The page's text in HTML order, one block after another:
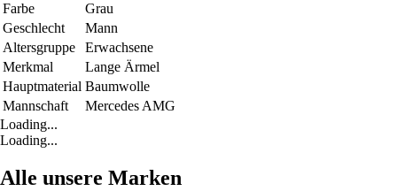
Farbe
Grau
Geschlecht
Mann
Altersgruppe
Erwachsene
Merkmal
Lange Ärmel
Hauptmaterial Baumwolle
Mannschaft
Mercedes AMG
Loading...
Loading...
Alle unsere Marken